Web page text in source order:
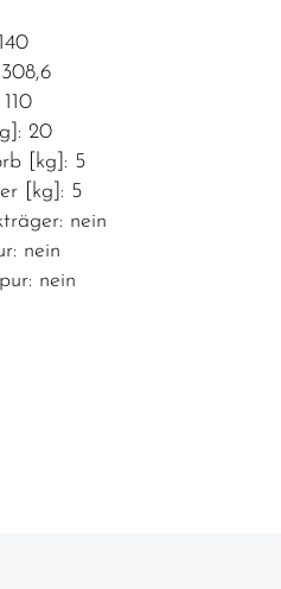
20
[kg]: 5
[kg]: 5
nein
nein
nein